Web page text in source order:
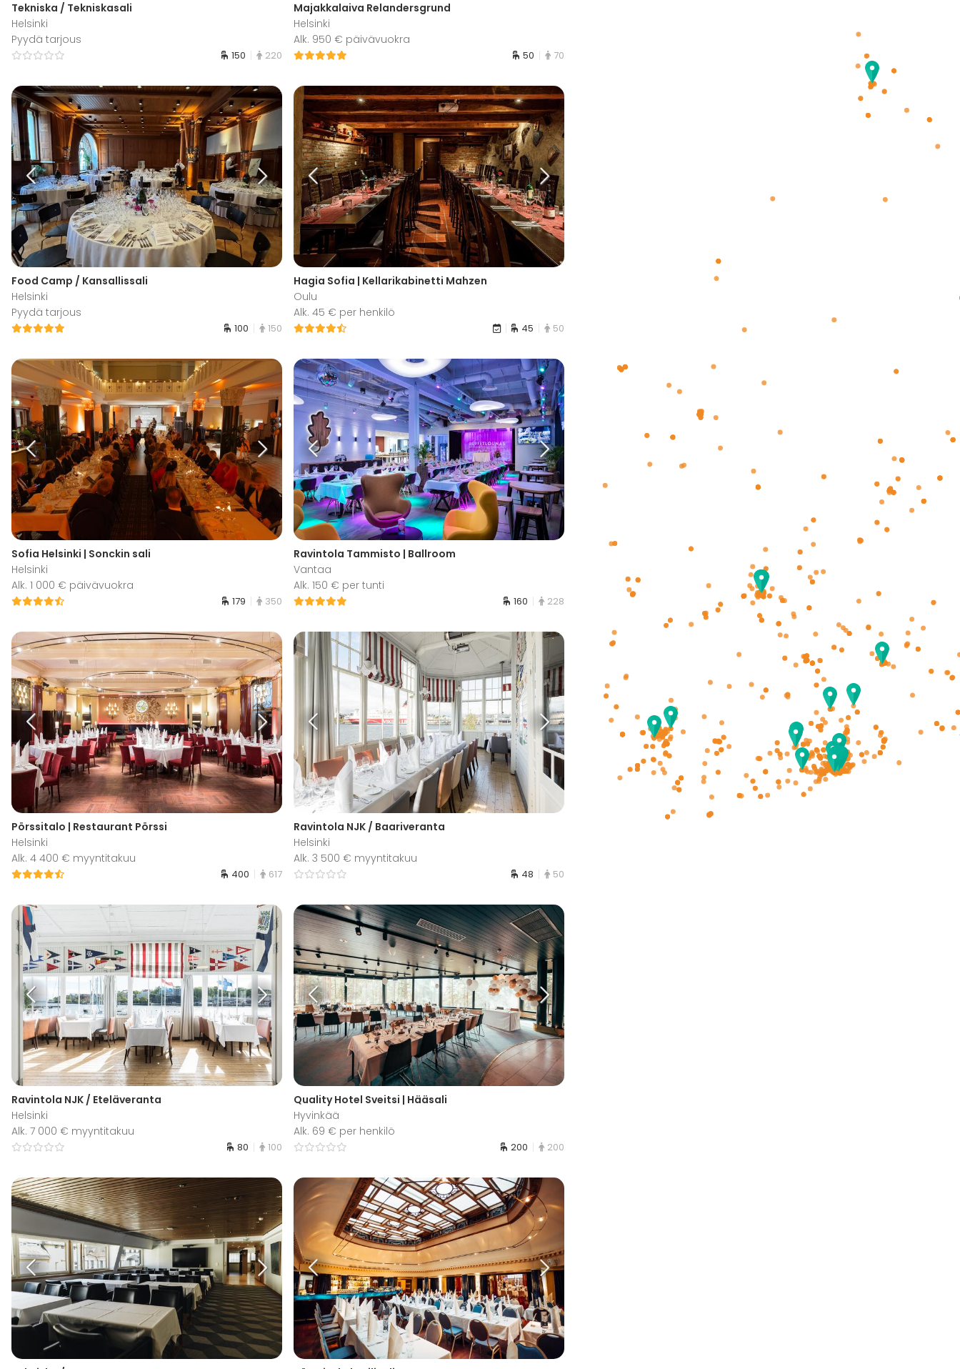
Tekniska / Tekniskasali
Helsinki
Pyydä tarjous
150 220
Majakkalaiva Relandersgrund
Helsinki
Alk. 950 € päivävuokra
50 70
Food Camp / Kansallissali
Helsinki
Pyydä tarjous
100 150
Hagia Sofia | Kellarikabinetti Mahzen
Oulu
Alk. 45 € per henkilö
45 50
Sofia Helsinki | Sonckin sali
Helsinki
Alk. 1 000 € päivävuokra
179 350
Ravintola Tammisto | Ballroom
Vantaa
Alk. 150 € per tunti
160 228
Pörssitalo | Restaurant Pörssi
Helsinki
Alk. 4 400 € myyntitakuu
400 617
Ravintola NJK / Baariveranta
Helsinki
Alk. 3 500 € myyntitakuu
48 50
Ravintola NJK / Eteläveranta
Helsinki
Alk. 7 000 € myyntitakuu
80 100
Quality Hotel Sveitsi | Hääsali
Hyvinkää
Alk. 69 € per henkilö
200 200